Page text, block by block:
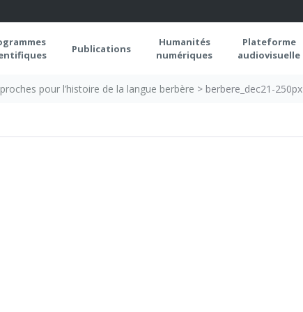
Publications
Humanités
numériques
Plateforme
audiovisuelle
pour l’histoire de la langue berbère > berbere_dec21-250px